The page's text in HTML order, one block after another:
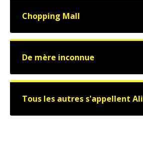
Chopping Mall
De mère inconnue
Tous les autres s'appellent Ali